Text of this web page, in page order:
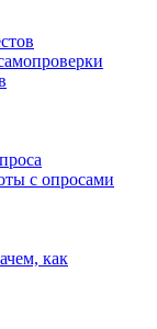
с опросами
как